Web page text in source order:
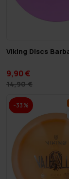
Viking Discs
9,90 €
14,90 €
-33%